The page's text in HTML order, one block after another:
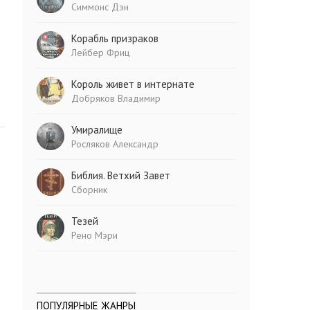
Симмонс Дэн
Корабль призраков
Лейбер Фриц
Король живет в интернате
Добряков Владимир
Умиралище
Росляков Александр
Библия. Ветхий Завет
Сборник
Тезей
Рено Мэри
ПОПУЛЯРНЫЕ ЖАНРЫ